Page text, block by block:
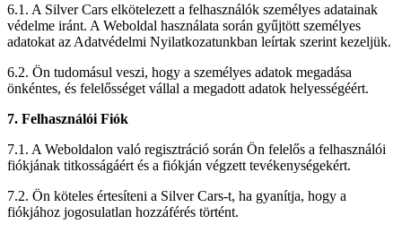
6.1. A Silver Cars elkötelezett a felhasználók személyes adatainak
védelme iránt. A Weboldal használata során gyűjtött személyes
adatokat az Adatvédelmi Nyilatkozatunkban leírtak szerint kezeljük.
6.2. Ön tudomásul veszi, hogy a személyes adatok megadása
önkéntes, és felelősséget vállal a megadott adatok helyességéért.
7. Felhasználói Fiók
7.1. A Weboldalon való regisztráció során Ön felelős a felhasználói
fiókjának titkosságáért és a fiókján végzett tevékenységekért.
7.2. Ön köteles értesíteni a Silver Cars-t, ha gyanítja, hogy a
fiókjához jogosulatlan hozzáférés történt.